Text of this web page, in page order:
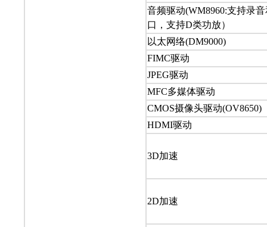
音频驱动(WM8960:支持录
口，支持D类功放）
以太网络(DM9000)
FIMC驱动
JPEG驱动
MFC多媒体驱动
CMOS摄像头驱动(OV8650)
HDMI驱动
3D加速
2D加速